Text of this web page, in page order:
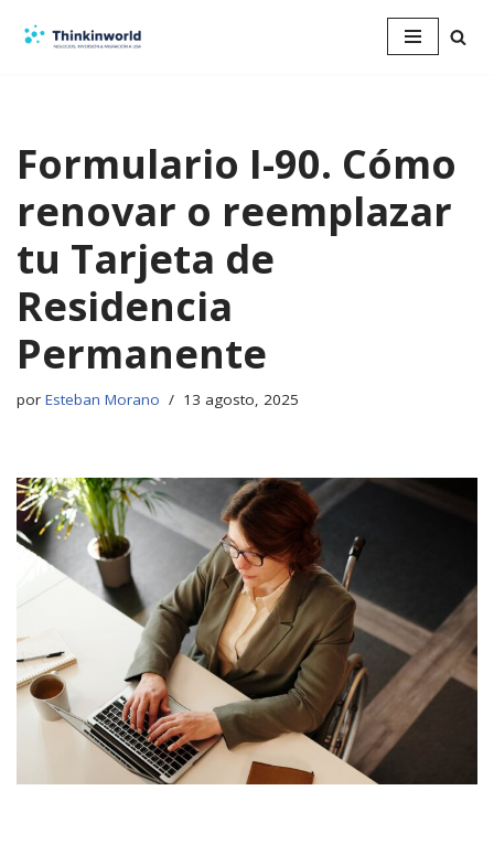
Formulario I-90. Cómo
renovar o reemplazar
tu Tarjeta de
Residencia
Permanente
por Esteban Morano 13 agosto, 2025